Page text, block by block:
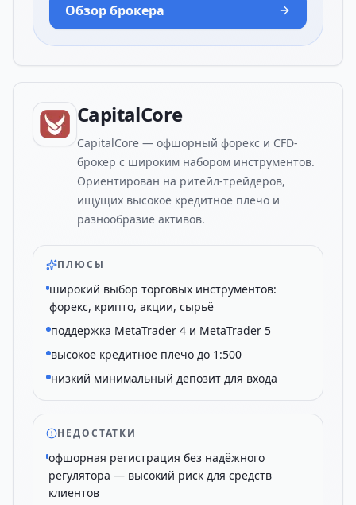
Обзор брокера
CapitalCore
CapitalCore — офшорный форекс и CFD-
брокер с широким набором инструментов.
Ориентирован на ритейл-трейдеров,
ищущих высокое кредитное плечо и
разнообразие активов.
ПЛЮСЫ
широкий выбор торговых инструментов:
форекс, крипто, акции, сырьё
поддержка MetaTrader 4 и MetaTrader 5
высокое кредитное плечо до 1:500
низкий минимальный депозит для входа
НЕДОСТАТКИ
офшорная регистрация без надёжного
регулятора — высокий риск для средств
клиентов